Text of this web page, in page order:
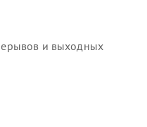
и выходных